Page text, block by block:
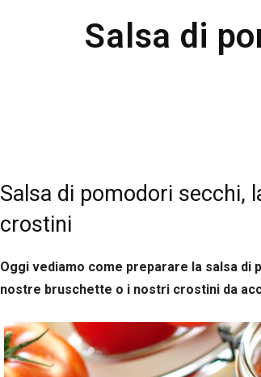
Salsa di
Salsa di pomodori secchi,
crostini
Oggi vediamo come preparare la salsa di
nostre bruschette o i nostri crostini da